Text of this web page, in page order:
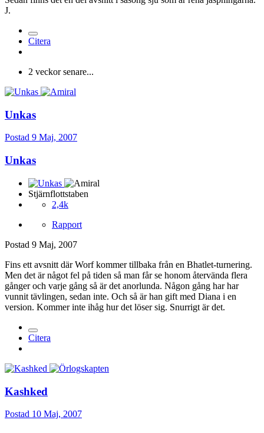
J.
Citera
2 veckor senare...
Unkas
Postad 9 Maj, 2007
Unkas
Stjärnflottstaben
2,4k
Rapport
Postad 9 Maj, 2007
Fins ett avsnitt där Worf kommer tillbaka från en Bhatlet-turnering.
Men det är något fel på tiden så man får se honom återvända flera
gånger och varje gång så är det anorlunda. Någon gång har har
vunnit tävlingen, sedan inte. Och så är han gift med Diana i en
version. Kommer inte ihåg hur det löser sig. Snurrigt är det.
Citera
Kashked
Postad 10 Maj, 2007